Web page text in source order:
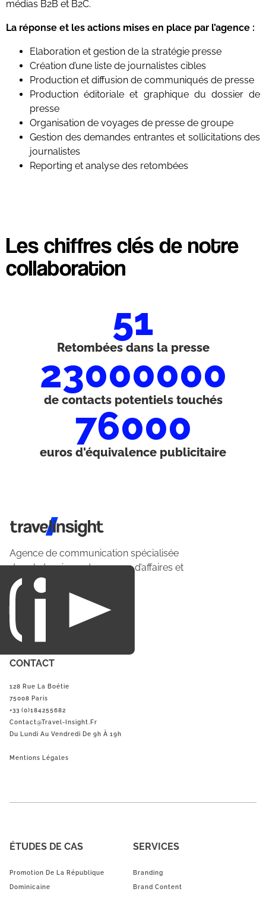
médias B2B et B2C.
La réponse et les actions mises en place par l’agence :
Elaboration et gestion de la stratégie presse
Création d’une liste de journalistes cibles
Production et diffusion de communiqués de presse
Production éditoriale et graphique du dossier de
presse
Organisation de voyages de presse de groupe
Gestion des demandes entrantes et sollicitations des
journalistes
Reporting et analyse des retombées
Les chiffres clés de notre
collaboration
51
Retombées dans la presse
23000000
de contacts potentiels touchés
76000
euros d'équivalence publicitaire
Travel Insight
Agence de communication spécialisée
dans le tourisme du voyage d’affaires et
du loisirs.
CONTACT
128 Rue La Boétie
75008 Paris
+33 (0)184255682
Contact@Travel-Insight.fr
Du Lundi Au Vendredi De 9h À 19h
Mentions Légales
ÉTUDES DE CAS
Promotion De La République
Dominicaine
SERVICES
Branding
Brand Content